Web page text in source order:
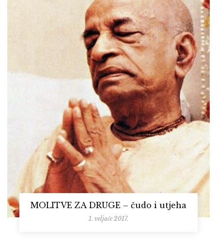
MOLITVE ZA DRUGE – čudo i utjeha
1. veljače 2017.